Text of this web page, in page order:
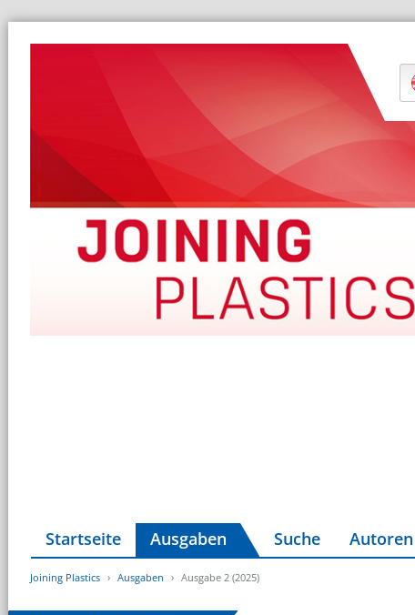
Startseite Ausgaben Suche Autoren
Joining Plastics Ausgaben Ausgabe 2 (2025)